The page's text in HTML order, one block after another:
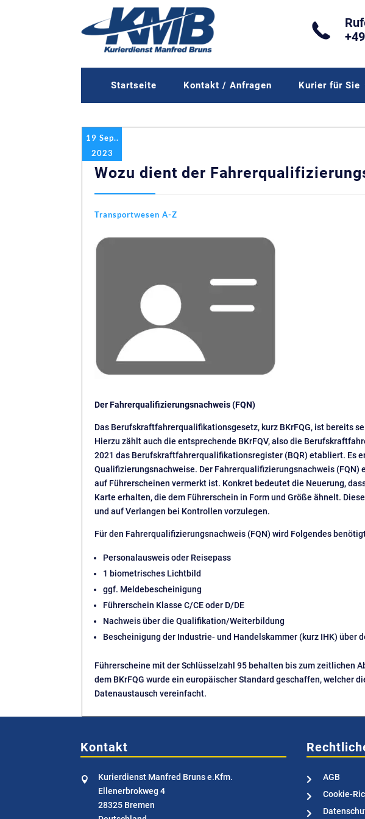
Startseite Kontakt / Anfragen Kurier für Sie
Wozu dient der
19 Sep..
2023
Transportwesen A-Z
Der Fahrerqualifizierungsnachweis (FQN)
Das Berufskraftfahrerqualifikationsgesetz, kurz BKrFQG, ist bereits
Hierzu zählt auch die entsprechende BKrFQV, also die
2021 das Berufskraftfahrerqualifikationsregister (BQR) etabliert. Es
Qualifizierungsnachweise. Der Fahrerqualifizierungsnachweis
auf Führerscheinen vermerkt ist. Konkret bedeutet die Neuerung,
Karte erhalten, die dem Führerschein in Form und Größe ähnelt.
und auf Verlangen bei Kontrollen vorzulegen.
Für den Fahrerqualifizierungsnachweis (FQN) wird Folgendes
Personalausweis oder Reisepass
1 biometrisches Lichtbild
ggf. Meldebescheinigung
Führerschein Klasse C/CE oder D/DE
Nachweis über die Qualifikation/Weiterbildung
Bescheinigung der Industrie- und Handelskammer (kurz IHK) über
Führerscheine mit der Schlüsselzahl 95 behalten bis zum zeitlichen
dem BKrFQG wurde ein europäischer Standard geschaffen, welcher
Datenaustausch vereinfacht.
Kontakt

Kurierdienst Manfred Bruns e.Kfm.
Ellenerbrokweg 4
28325 Bremen
 AGB
 Cookie-
